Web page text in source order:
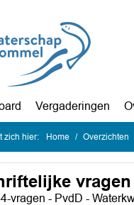
Vergaderingen
zich hier: Home Overzichten
vragen - PvdD -